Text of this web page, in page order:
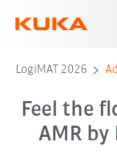
LogiMAT 2026
Feel the
AMR by